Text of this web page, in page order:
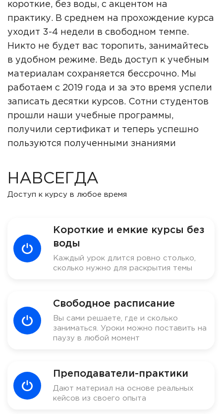
короткие, без воды, с акцентом на
практику. В среднем на прохождение курса
уходит 3-4 недели в свободном темпе.
Никто не будет вас торопить, занимайтесь
в удобном режиме. Ведь доступ к учебным
материалам сохраняется бессрочно. Мы
работаем с 2019 года и за это время успели
записать десятки курсов. Сотни студентов
прошли наши учебные программы,
получили сертификат и теперь успешно
пользуются полученными знаниями
НАВСЕГДА
Доступ к курсу в любое время
Короткие и емкие курсы без
воды
Каждый урок длится ровно столько,
сколько нужно для раскрытия темы
Свободное расписание
Вы сами решаете, где и сколько
заниматься. Уроки можно поставить на
паузу в любой момент
Преподаватели-практики
Дают материал на основе реальных
кейсов из своего опыта